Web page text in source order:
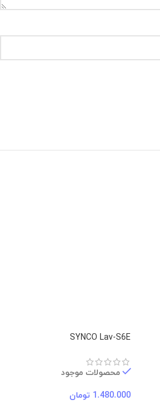
SYNCO Lav-S6E
محصولات موجود
1.480.000 تومان